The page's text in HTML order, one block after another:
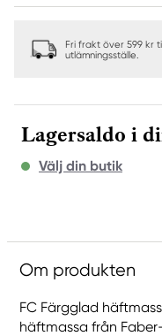
Fri frakt över 599 kr
utlämningsställe.
Lagersaldo i
Välj din butik
Om produkten
FC Färgglad
häftmassa från